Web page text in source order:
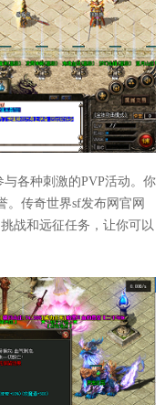
各种刺激的PVP活动。你
。传奇世界sf发布网官网
战和远征任务，让你可以